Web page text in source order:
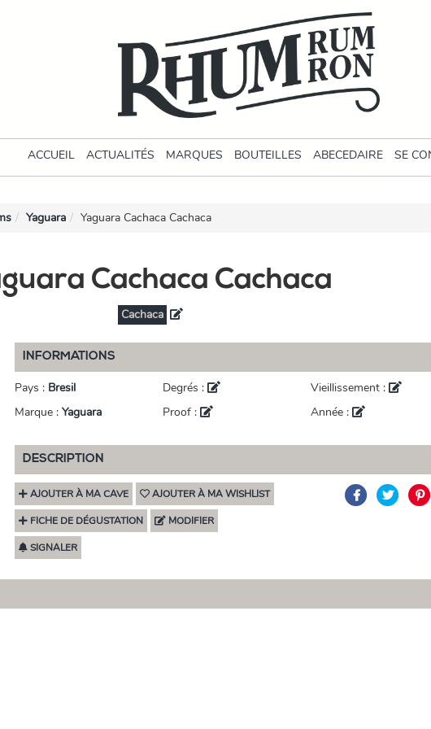
ACCUEIL ACTUALITÉS MARQUES BOUTEILLES ABECEDAIRE SE
Yaguara Yaguara Cachaca Cachaca
Cachaca Cachaca
Cachaca
INFORMATIONS
Pays : Bresil
Marque : Yaguara
Degrés :
Proof :
Vieillissement :
Année :
DESCRIPTION
AJOUTER À MA CAVE AJOUTER À MA WISHLIST
FICHE DE DÉGUSTATION MODIFIER
SIGNALER